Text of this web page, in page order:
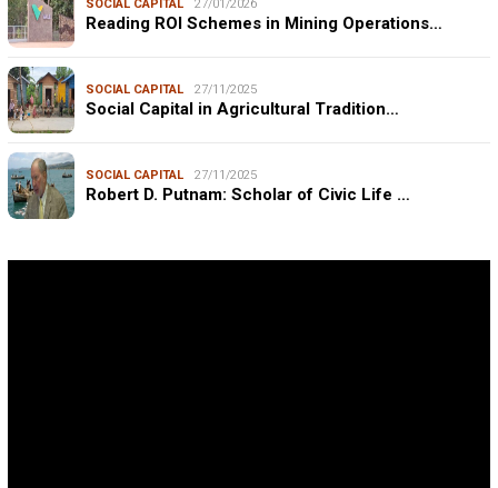
SOCIAL CAPITAL 27/01/2026
Reading ROI Schemes in Mining Operations…
SOCIAL CAPITAL 27/11/2025
Social Capital in Agricultural Tradition…
SOCIAL CAPITAL 27/11/2025
Robert D. Putnam: Scholar of Civic Life …